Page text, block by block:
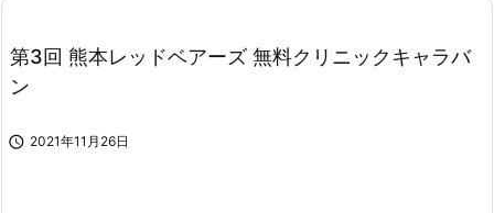
第3回 熊本レッドベアーズ 無料クリニックキャラバ
ン
 2021年11月26日